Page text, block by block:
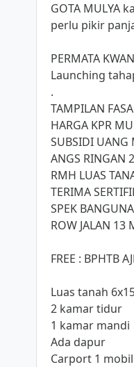
GOTA MULYA
perlu pikir
PERMATA
Launching
.
TAMPILAN
HARGA KPR
SUBSIDI UANG
ANGS RINGAN
RMH LUAS
TERIMA
SPEK
ROW JALAN 13
FREE : BPHTB
Luas tanah
2 kamar tidur
1 kamar mandi
Ada dapur
Carport 1 mobil